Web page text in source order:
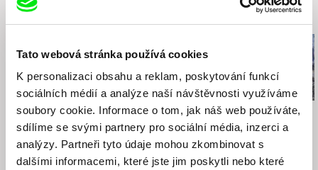
Tato webová stránka používá cookies
K personalizaci obsahu a reklam, poskytování funkcí
sociálních médií a analýze naší návštěvnosti využíváme
soubory cookie. Informace o tom, jak náš web používáte,
sdílíme se svými partnery pro sociální média, inzerci a
analýzy. Partneři tyto údaje mohou zkombinovat s
dalšími informacemi, které jste jim poskytli nebo které
Juan Camilo Olmos Feris
Honba za větrem
Viktor Kossakovsky
Tishe!
J. P. Sniadecki
Demolition